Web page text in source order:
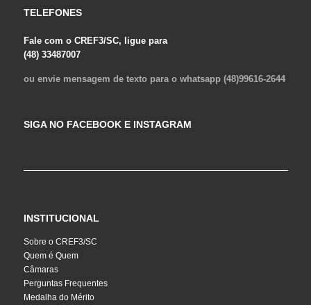
TELEFONES
Fale com o CREF3/SC, ligue para
(48) 33487007
ou envie mensagem de texto para o whatsapp (48)99616-2644
SIGA NO FACEBOOK E INSTAGRAM
INSTITUCIONAL
Sobre o CREF3/SC
Quem é Quem
Câmaras
Perguntas Frequentes
Medalha do Mérito